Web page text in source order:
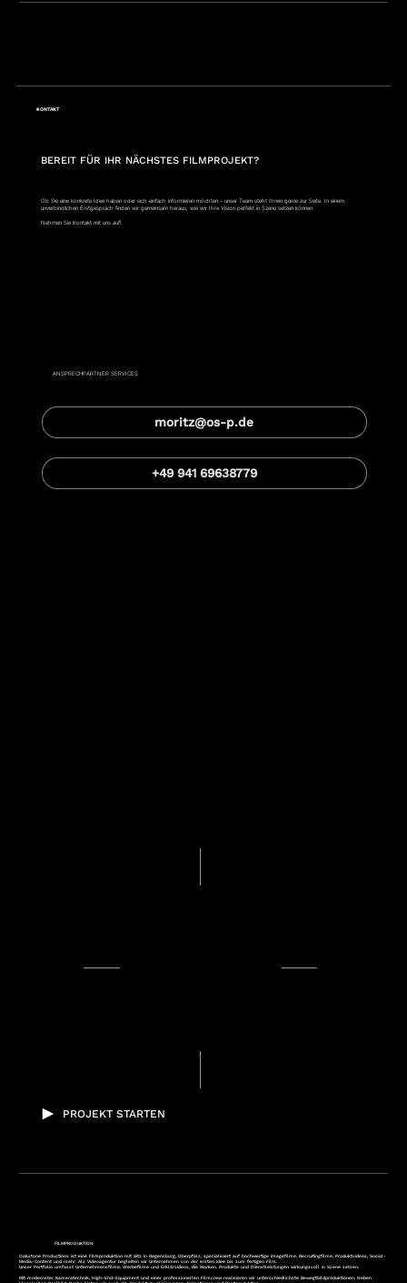
KONTAKT
BEREIT FÜR IHR NÄCHSTES FILMPROJEKT?
Ob Sie eine konkrete Idee haben oder sich einfach informieren möchten – unser Team steht Ihnen gerne zur Seite. In einem
unverbindlichen Erstgespräch finden wir gemeinsam heraus, wie wir Ihre Vision perfekt in Szene setzen können.
Nehmen Sie Kontakt mit uns auf!
ANSPRECHPARTNER SERVICES
moritz@os-p.de
+49 941 69638779
PROJEKT STARTEN
FILMPRODUKTION
Oakstone Productions ist eine Filmproduktion mit Sitz in Regensburg, Oberpfalz, spezialisiert auf hochwertige Imagefilme, Recruitingfilme, Produktvideos, Social-
Media-Content und mehr. Als Videoagentur begleiten wir Unternehmen von der ersten Idee bis zum fertigen Film.
Unser Portfolio umfasst Unternehmensfilme, Werbefilme und Erklärvideos, die Marken, Produkte und Dienstleistungen wirkungsvoll in Szene setzen.
Mit modernster Kameratechnik, High-End-Equipment und einer professionellen Filmcrew realisieren wir unterschiedlichste Bewegtbildproduktionen. Neben